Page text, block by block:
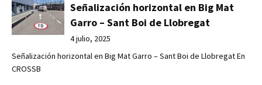
Señalización horizontal en Big Mat
Garro – Sant Boi de Llobregat
4 julio, 2025
Señalización horizontal en Big Mat Garro – Sant Boi de Llobregat En
CROSSB